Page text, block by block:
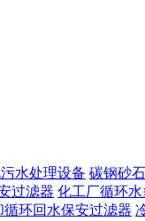
水处理设备 碳钢砂
过滤器 化工厂循环
环回水保安过滤器